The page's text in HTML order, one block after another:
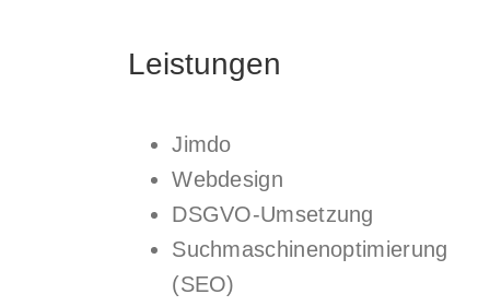
Leistungen
Jimdo
Webdesign
DSGVO-Umsetzung
Suchmaschinenoptimierung
(SEO)